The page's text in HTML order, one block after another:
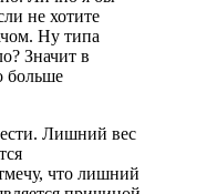
не хотите
Ну типа
Значит в
больше
Лишний вес
что лишний